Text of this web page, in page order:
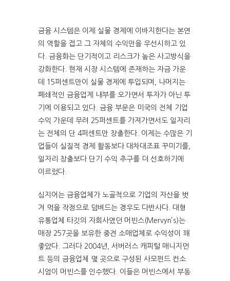
금융 시스템은 이제 실물 경제에 이바지한다는 본연
의 역할을 접고 그 자체의 수익만을 우선시하고 있
다. 금융화는 단기적이고 리스크가 높은 사고방식을
강화한다. 현재 시장 시스템에 존재하는 자금 가운
데 15퍼센트만이 실물 경제에 투입되며, 나머지는
폐쇄적인 금융업계 내부를 오가면서 투자가 아닌 투
기에 이용되고 있다. 금융 부문은 미국의 전체 기업
수익 가운데 무려 25퍼센트를 가져가면서도 일자리
는 전체의 단 4퍼센트만 창출한다. 이제는 수많은 기
업들이 실질적 경제 활동보다 대차대조표 꾸미기를,
일자리 창출보다 단기 수익 추구를 더 선호하기에
이르렀다.
심지어는 금융업체가 노골적으로 기업의 자산을 벗
겨 먹을 작정으로 덤벼드는 경우도 다반사다. 대형
유통업체 타깃의 자회사였던 머빈스(Mervyn’s)는
매장 257곳을 보유한 중견 소매업체로 수익성이 꽤
좋았다. 그러다 2004년, 서버러스 캐피털 매니지먼
트 등의 금융업체 몇 곳으로 구성된 사모펀드 컨소
시엄이 머빈스를 인수했다. 이들은 머빈스에서 부동